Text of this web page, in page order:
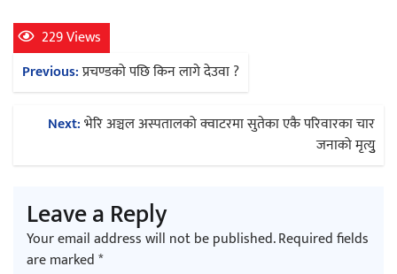
229 Views
Post
navigation
Previous:प्रचण्डको पछि किन लागे देउवा ?
Next:भेरि अञ्चल अस्पतालको क्वाटरमा सुतेका एकै परिवारका चार
जनाको मृत्युु
Leave a Reply
Your email address will not be published.Required fields
are marked*